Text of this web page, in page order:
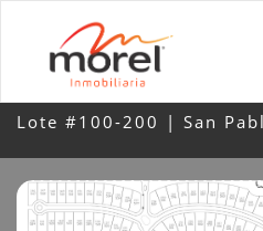
Lote #100-200 | San